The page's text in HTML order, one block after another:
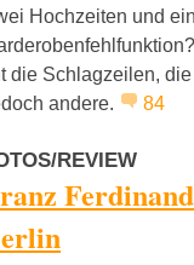
Hochzeiten und
die Schlagzeilen,
andere.
84
REVIEW